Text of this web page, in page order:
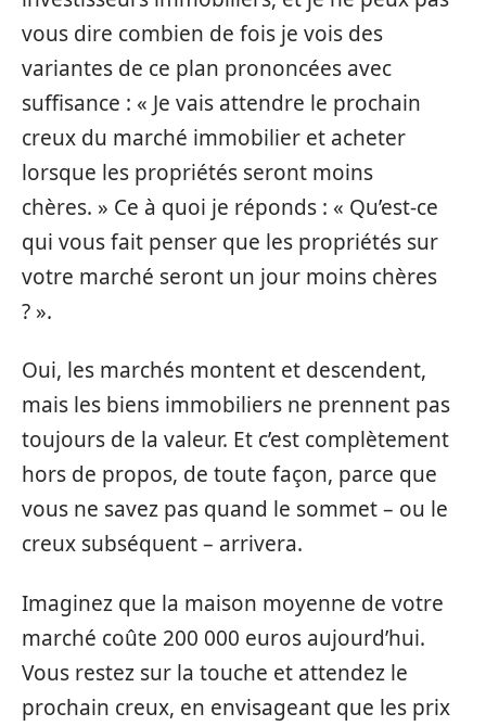
vous dire combien de fois je vois des
variantes de ce plan prononcées avec
suffisance : « Je vais attendre le prochain
creux du marché immobilier et acheter
lorsque les propriétés seront moins
chères. » Ce à quoi je réponds : « Qu’est-ce
qui vous fait penser que les propriétés sur
votre marché seront un jour moins chères
? ».
Oui, les marchés montent et descendent,
mais les biens immobiliers ne prennent pas
toujours de la valeur. Et c’est complètement
hors de propos, de toute façon, parce que
vous ne savez pas quand le sommet – ou le
creux subséquent – arrivera.
Imaginez que la maison moyenne de votre
marché coûte 200 000 euros aujourd’hui.
Vous restez sur la touche et attendez le
prochain creux, en envisageant que les prix